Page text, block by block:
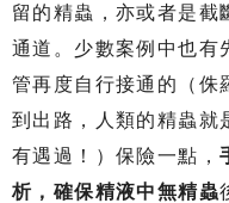
留的精蟲，亦或者是截
通道。少數案例中也有
管再度自行接通的（侏
到出路，人類的精蟲就
有遇過！）保險一點，
析，確保精液中無精蟲